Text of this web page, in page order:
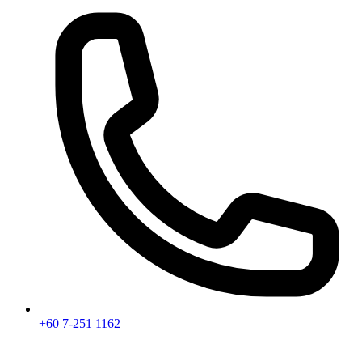
+60 7-251 1162